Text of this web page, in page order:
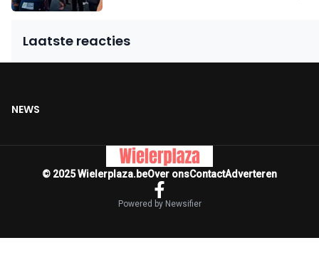
Laatste reacties
NEWS
© 2025 Wielerplaza.beOver onsContactAdverteren
Powered by Newsifier